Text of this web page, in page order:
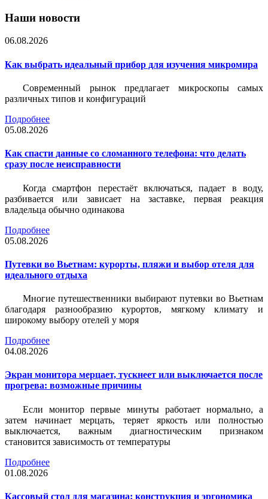
Наши новости
06.08.2026
Как выбрать идеальный прибор для изучения микромира
Современный рынок предлагает микроскопы самых
различных типов и конфигураций
Подробнее
05.08.2026
Как спасти данные со сломанного телефона: что делать
сразу после неисправности
Когда смартфон перестаёт включаться, падает в воду,
разбивается или зависает на заставке, первая реакция
владельца обычно одинакова
Подробнее
05.08.2026
Путевки во Вьетнам: курорты, пляжи и выбор отеля для
идеального отдыха
Многие путешественники выбирают путевки во Вьетнам
благодаря разнообразию курортов, мягкому климату и
широкому выбору отелей у моря
Подробнее
04.08.2026
Экран монитора мерцает, тускнеет или выключается после
прогрева: возможные причины
Если монитор первые минуты работает нормально, а
затем начинает мерцать, теряет яркость или полностью
выключается, важным диагностическим признаком
становится зависимость от температуры
Подробнее
01.08.2026
Кассовый стол для магазина: конструкция и эргономика